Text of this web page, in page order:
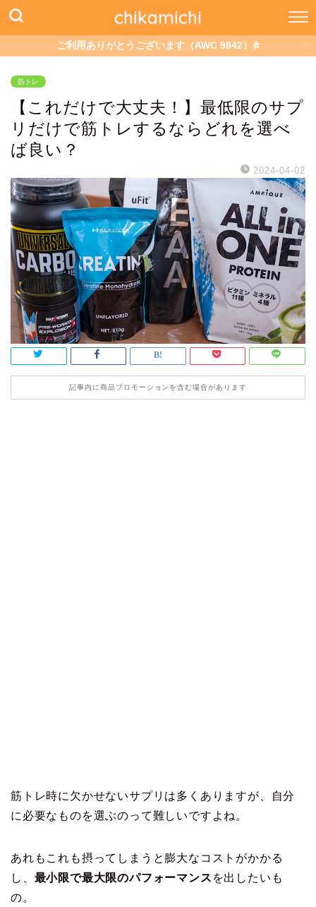
chikamichi
ご利用ありがとうございます（AWC 9842）
筋トレ
【これだけで大丈夫！】最低限のサプ
リだけで筋トレするならどれを選べ
ば良い？
2024-04-02
記事内に商品プロモーションを含む場合があります
筋トレ時に欠かせないサプリは多くありますが、自分
に必要なものを選ぶのって難しいですよね。
あれもこれも摂ってしまうと膨大なコストがかかる
し、 最小限で最大限のパフォーマンス を出したいも
の。